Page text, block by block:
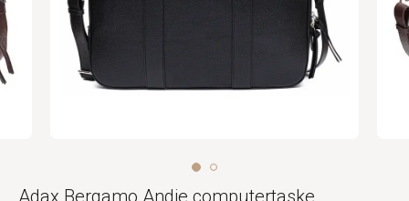
Adax Bergamo Andie computertaske